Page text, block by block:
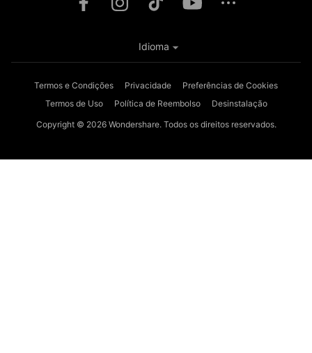
Termos e Condições Privacidade
Preferências de Cookies
Termos de Uso
Política de Reembolso
Desinstalação
Copyright © 2026 Wondershare. Todos os direitos reservados.
Idioma